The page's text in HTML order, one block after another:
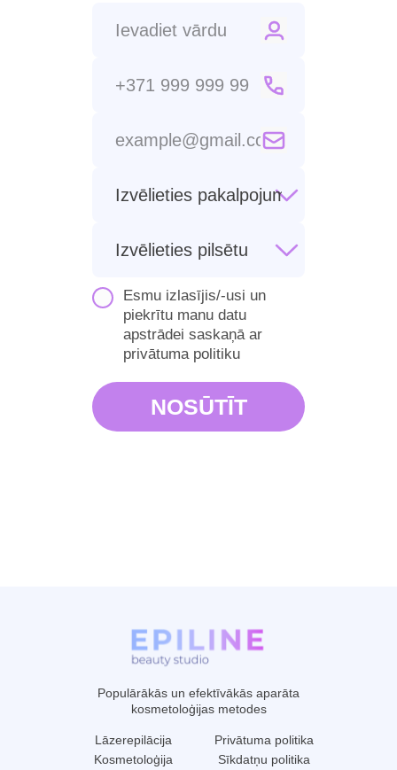
Esmu izlasījis/-usi un
piekrītu manu datu
apstrādei saskaņā ar
privātuma politiku
Populārākās un efektīvākās aparāta
kosmetoloģijas metodes
Lāzerepilācija
Kosmetoloģija
Privātuma politika
Sīkdatņu politika